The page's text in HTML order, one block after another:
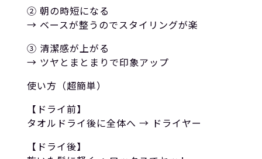
② 朝の時短になる
→ ベースが整うのでスタイリングが楽
③ 清潔感が上がる
→ ツヤとまとまりで印象アップ
使い方（超簡単）
【ドライ前】
タオルドライ後に全体へ → ドライヤー
【ドライ後】